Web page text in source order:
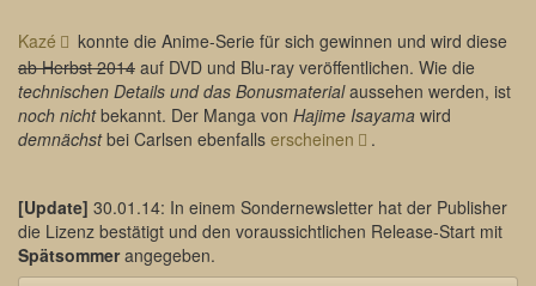
Kazé
konnte die Anime-Serie für sich gewinnen und wird diese
ab Herbst 2014 auf DVD und Blu-ray veröffentlichen. Wie die
technischen Details und das Bonusmaterialaussehen werden, ist
noch nichtbekannt. Der Manga von Hajime Isayama wird
demnächstbei Carlsen ebenfalls erscheinen .
[Update] 30.01.14: In einem Sondernewsletter hat der Publisher
die Lizenz bestätigt und den voraussichtlichen Release-Start mit
Spätsommerangegeben.